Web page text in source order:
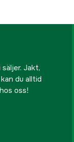
Jakt,
du alltid
oss!